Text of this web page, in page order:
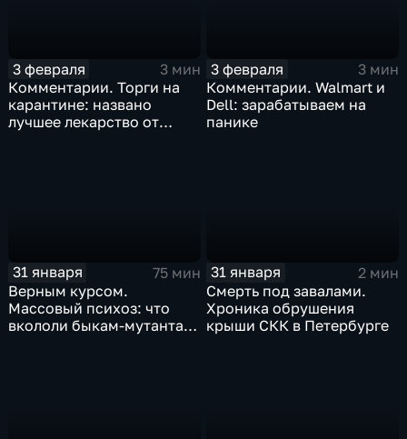
3 февраля
3 мин
Комментарии. Торги на
карантине: названо
лучшее лекарство от
3 февраля
3 мин
Комментарии. Walmart и
Dell: зарабатываем на
панике
31 января
75 мин
Верным курсом.
Массовый психоз: что
вкололи быкам-мутантам,
31 января
2 мин
Смерть под завалами.
Хроника обрушения
крыши СКК в Петербурге